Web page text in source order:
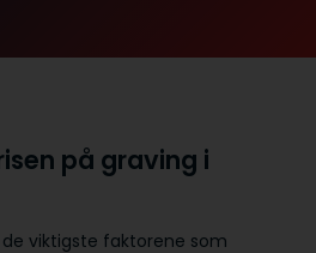
på graving i
viktigste faktorene som